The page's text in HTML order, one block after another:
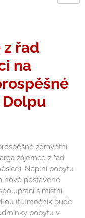
z řad
na
zdravotní
zájemce z řad
Náplní pobytu
nově postavené
s místní
(tlumočník bude
pobytu v